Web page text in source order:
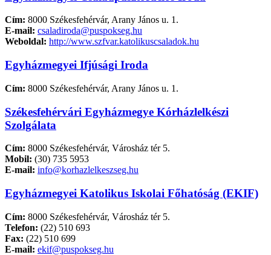
Cím: 8000 Székesfehérvár, Arany János u. 1.
E-mail: csaladiroda@puspokseg.hu
Weboldal: http://www.szfvar.katolikuscsaladok.hu
Egyházmegyei Ifjúsági Iroda
Cím: 8000 Székesfehérvár, Arany János u. 1.
Székesfehérvári Egyházmegye Kórházlelkészi
Szolgálata
Cím: 8000 Székesfehérvár, Városház tér 5.
Mobil: (30) 735 5953
E-mail: info@korhazlelkeszseg.hu
Egyházmegyei Katolikus Iskolai Főhatóság (EKIF)
Cím: 8000 Székesfehérvár, Városház tér 5.
Telefon: (22) 510 693
Fax: (22) 510 699
E-mail: ekif@puspokseg.hu